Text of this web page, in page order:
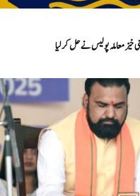
خیز معاملہ پولیس نے حل کر لیا